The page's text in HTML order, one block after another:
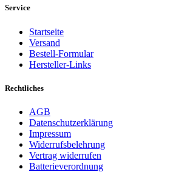
Service
Startseite
Versand
Bestell-Formular
Hersteller-Links
Rechtliches
AGB
Datenschutzerklärung
Impressum
Widerrufsbelehrung
Vertrag widerrufen
Batterieverordnung